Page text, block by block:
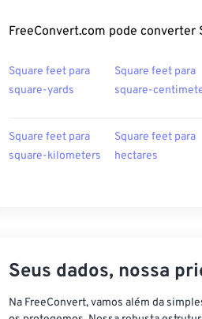
FreeConvert.com pode
Square feet para
square-yards
Square feet para
square-
Square feet para
square-kilometers
Square feet para
hectares
Seus dados, nossa
Na FreeConvert, vamos além da